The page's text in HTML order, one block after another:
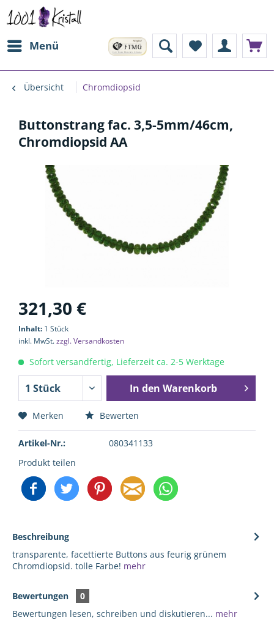
Menü
Übersicht Chromdiopsid
Buttonstrang fac. 3,5-5mm/46cm,
Chromdiopsid AA
321,30 €
Inhalt: 1 Stück
inkl. MwSt.zzgl. Versandkosten
Sofort versandfertig, Lieferzeit ca. 2-5 Werktage
In den Warenkorb
Merken Bewerten
Artikel-Nr.:
080341133
Produkt teilen
Beschreibung
transparente, facettierte Buttons aus feurig grünem
Chromdiopsid. tolle Farbe! mehr
Bewertungen
0
Bewertungen lesen, schreiben und diskutieren... mehr